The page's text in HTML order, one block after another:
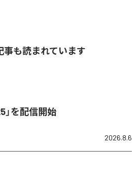
事も読まれています
」を配信開始
2026.8.6